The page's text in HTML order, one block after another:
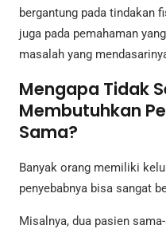
bergantung pada tindakan
juga pada pemahaman
masalah yang
Mengapa Tidak
Membutuhkan
Sama?
Banyak orang memiliki
penyebabnya bisa sangat
Misalnya, dua pasien